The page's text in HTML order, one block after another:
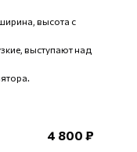
высота с
выступают над
4 800 ₽